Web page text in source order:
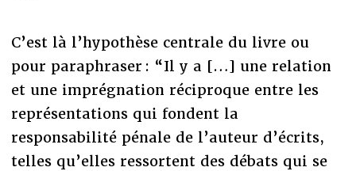
C’est là l’hypothèse centrale du livre ou
pour paraphraser : “Il y a […] une relation
et une imprégnation réciproque entre les
représentations qui fondent la
responsabilité pénale de l’auteur d’écrits,
telles qu’elles ressortent des débats qui se